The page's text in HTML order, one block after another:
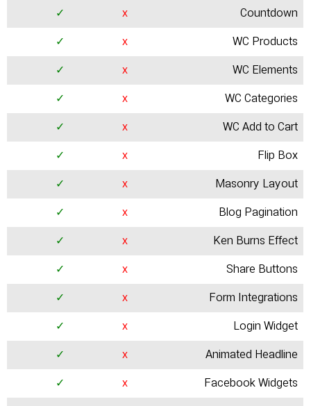
Countdown
x
✓
WC Products
x
✓
WC Elements
x
✓
WC Categories
x
✓
WC Add to Cart
x
✓
Flip Box
x
✓
Masonry Layout
x
✓
Blog Pagination
x
✓
Ken Burns Effect
x
✓
Share Buttons
x
✓
Form Integrations
x
✓
Login Widget
x
✓
Animated Headline
x
✓
Facebook Widgets
x
✓